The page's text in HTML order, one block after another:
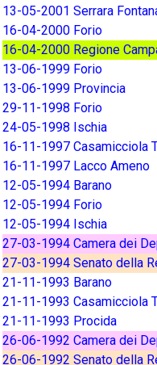
13-05-2001 Serrara
16-04-2000 Forio
16-04-2000 Regione
13-06-1999 Forio
13-06-1999 Provincia
29-11-1998 Forio
24-05-1998 Ischia
16-11-1997 Casamicciola
16-11-1997 Lacco Ameno
12-05-1994 Barano
12-05-1994 Forio
12-05-1994 Ischia
27-03-1994 Camera dei
27-03-1994 Senato della
21-11-1993 Barano
21-11-1993 Casamicciola
21-11-1993 Procida
26-06-1992 Camera dei
26-06-1992 Senato della